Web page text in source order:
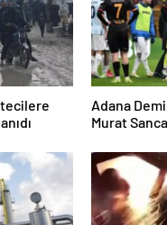
Adana
Murat